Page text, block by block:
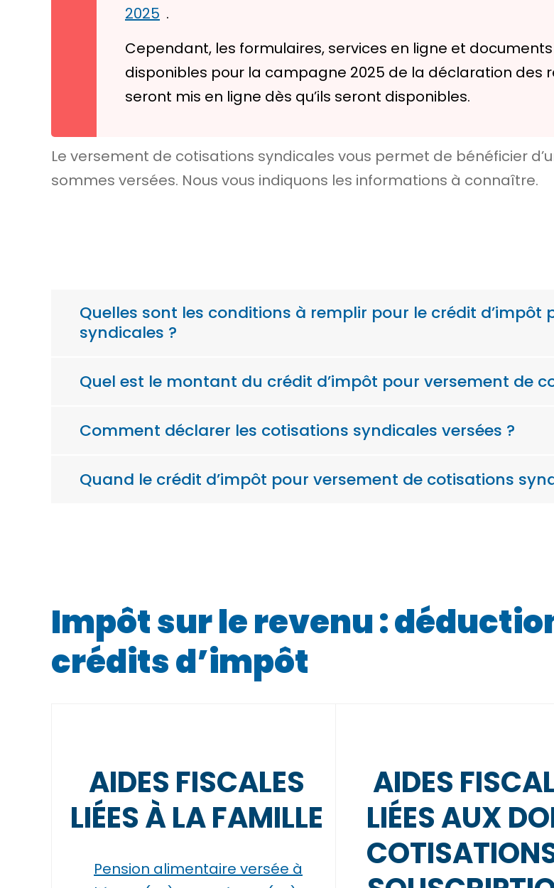
2025 .
Cependant, les formulaires, services en ligne et
disponibles pour la campagne 2025 de la déclaration des
seront mis en ligne dès qu’ils seront disponibles.
Le versement de cotisations syndicales vous permet de bénéficier
sommes versées. Nous vous indiquons les informations à connaître.
Quelles sont les conditions à remplir pour le crédit
syndicales ?
Quel est le montant du crédit d’impôt pour versement de
Comment déclarer les cotisations syndicales versées ?
Quand le crédit d’impôt pour versement de cotisations
Impôt sur le revenu :
crédits d’impôt
AIDES FISCALES
LIÉES À LA FAMILLE
Pension alimentaire versée à
AIDES
LIÉES AUX